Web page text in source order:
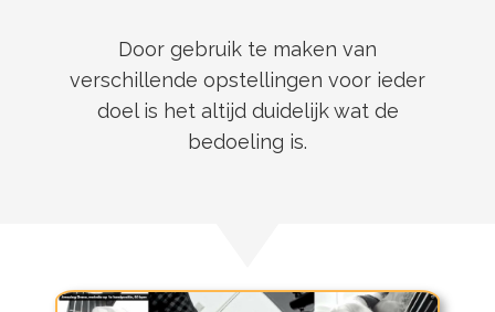
Door gebruik te maken van
verschillende opstellingen voor ieder
doel is het altijd duidelijk wat de
bedoeling is.